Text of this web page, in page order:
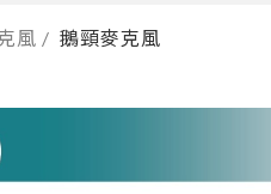
風 / 鵝頸麥克風